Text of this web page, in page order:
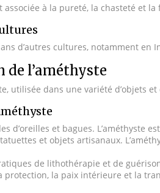
associée à la pureté, la chasteté et
d’autres cultures, notamment
l’améthyste
utilisée dans une variété d’objets
d’oreilles et bagues.
et objets artisanaux.
de lithothérapie et de
protection, la paix intérieure et la